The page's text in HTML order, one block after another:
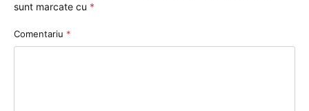
sunt marcate cu *
Comentariu *